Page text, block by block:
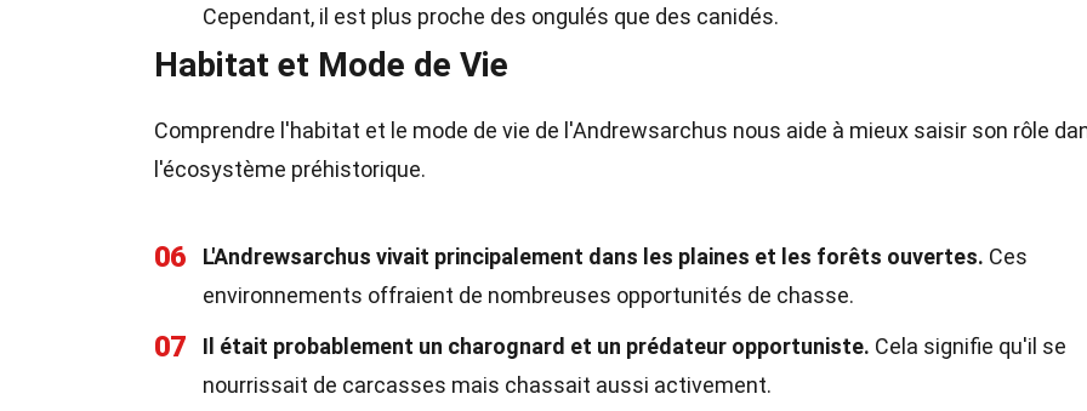
Cependant, il est plus proche des ongulés que des canidés.
Habitat et Mode de Vie
Comprendre l'habitat et le mode de vie de l'Andrewsarchus nous aide à mieux saisir son rôle
l'écosystème préhistorique.
06 L'Andrewsarchus vivait principalement dans les plaines et les forêts ouvertes. Ces
environnements offraient de nombreuses opportunités de chasse.
07 Il était probablement un charognard et un prédateur opportuniste. Cela signifie qu'il se
nourrissait de carcasses mais chassait aussi activement.